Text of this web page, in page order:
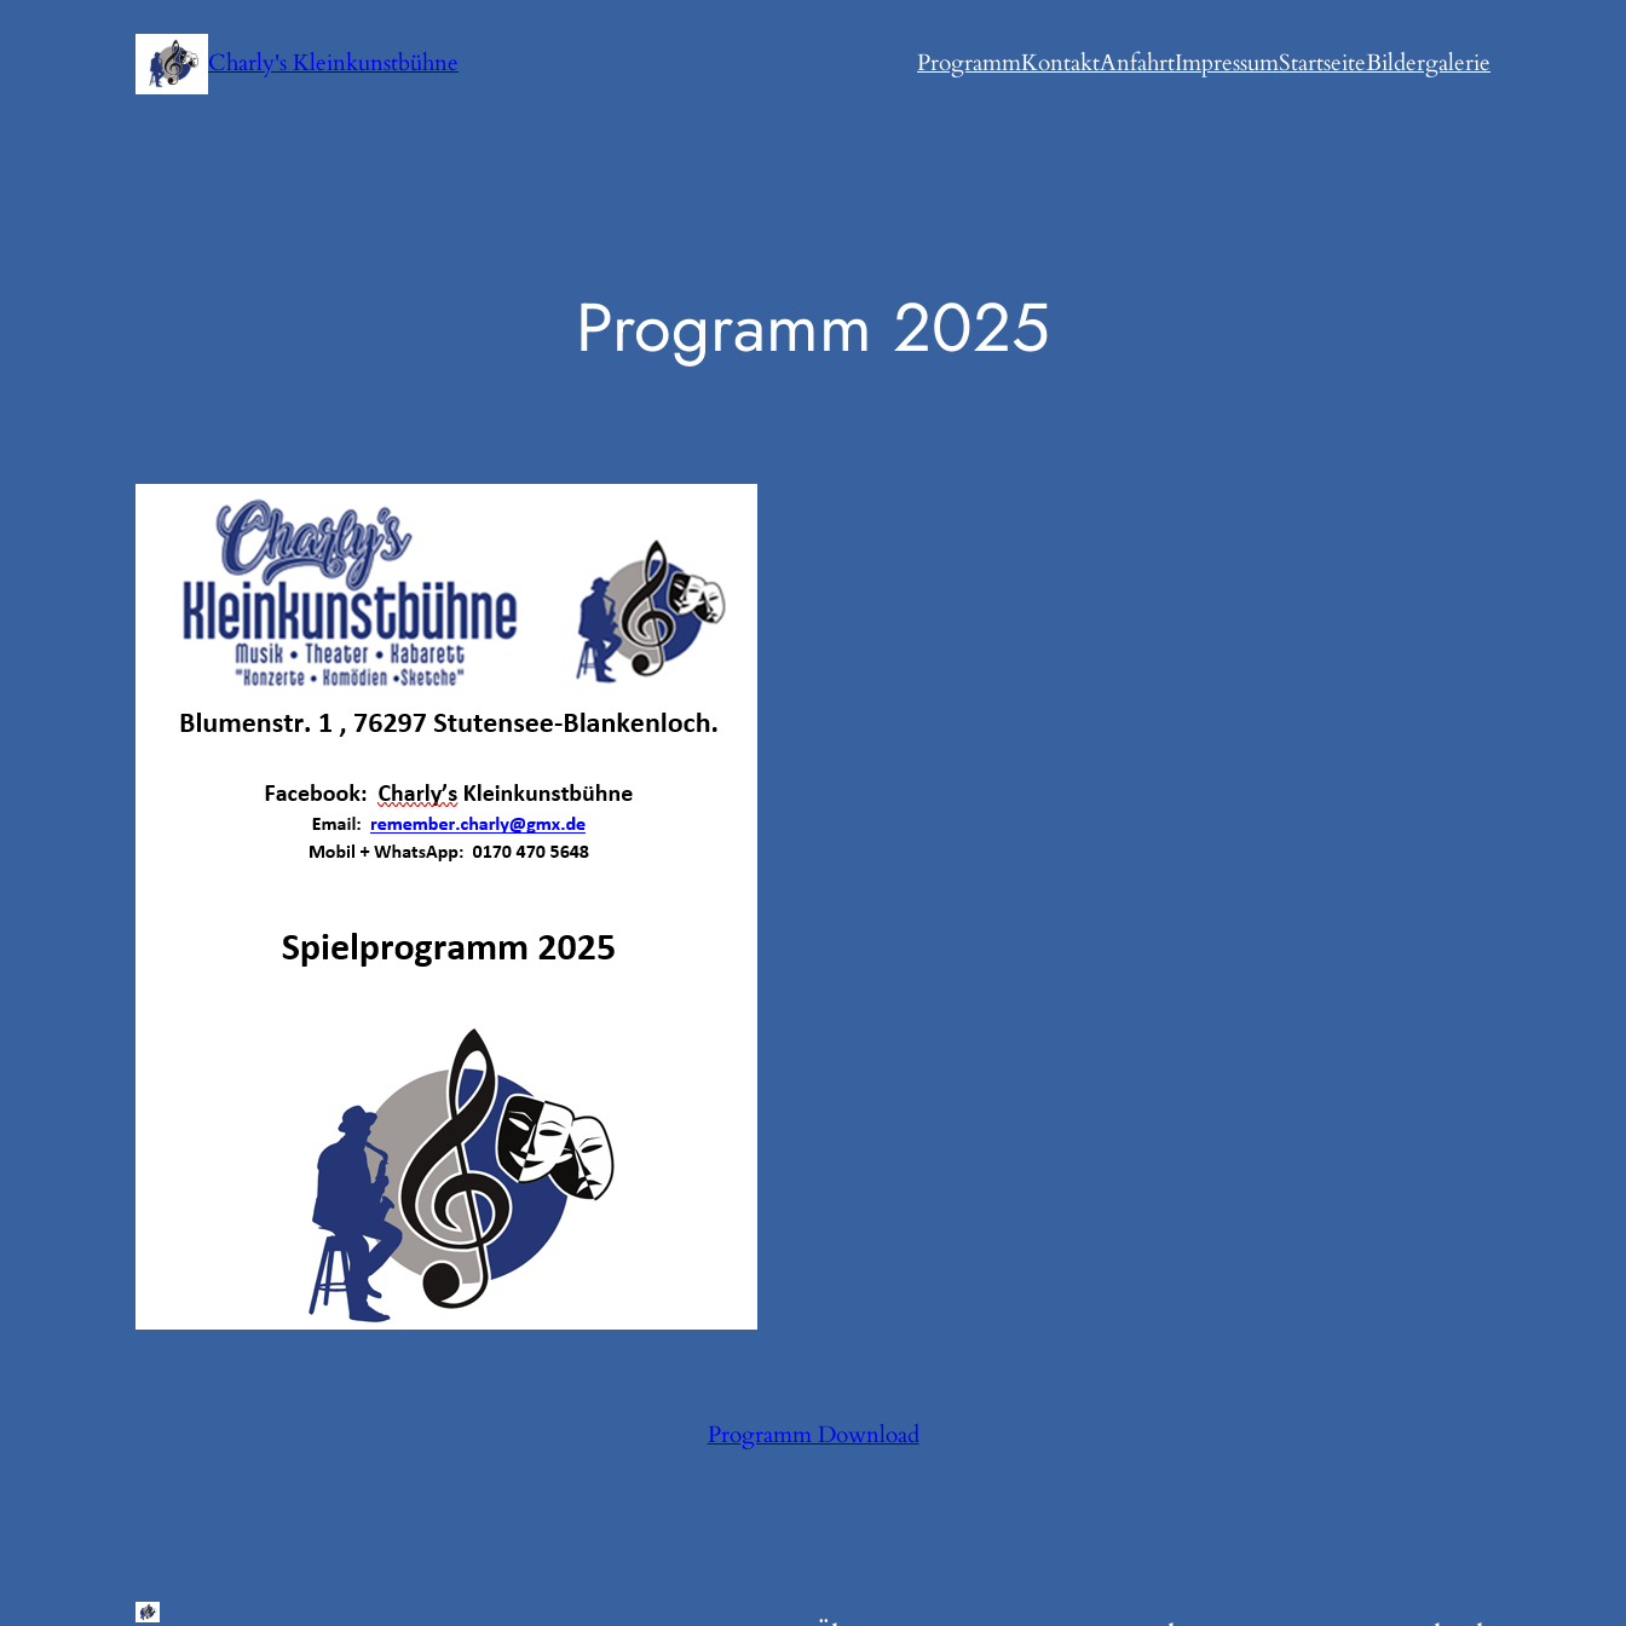
Charly's Kleinkunstbühne ProgrammKontaktAnfahrtImpressumStartseiteBildergalerie
Programm 2025
Programm Download